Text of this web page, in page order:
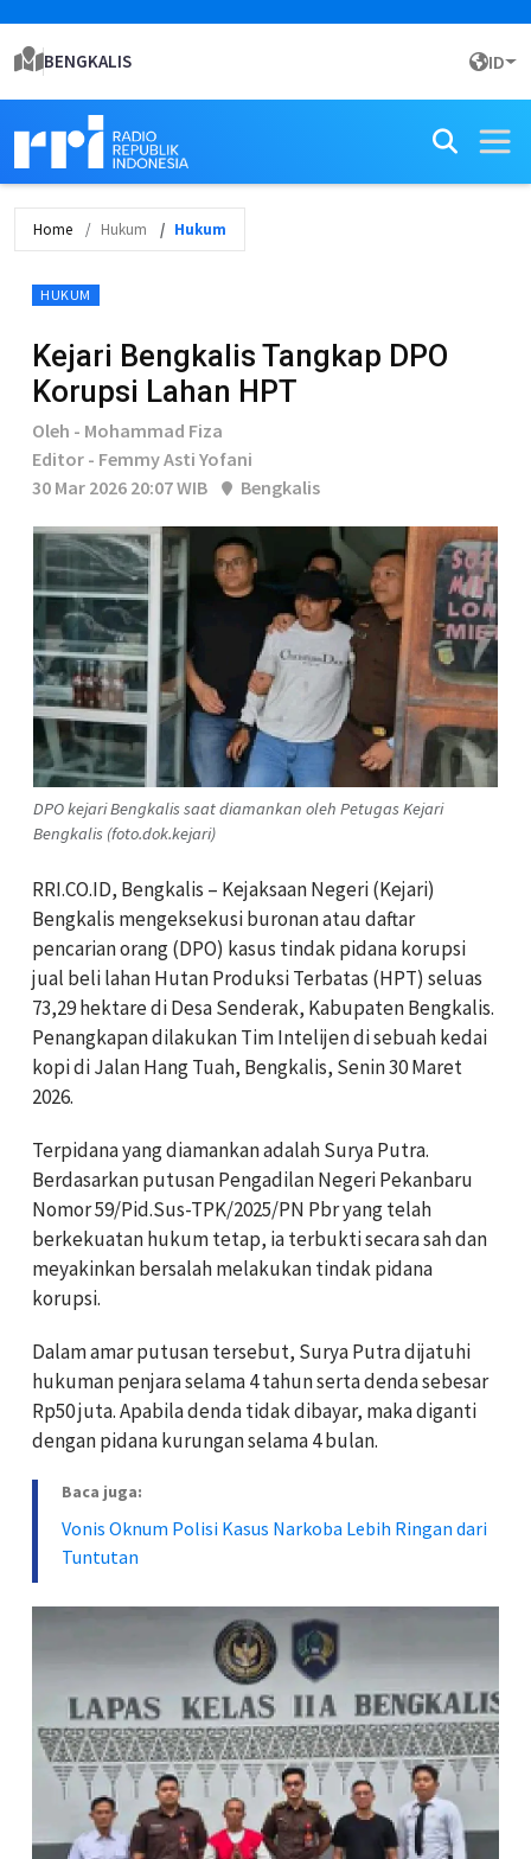
BENGKALIS ID
Home Hukum Hukum
HUKUM
Kejari Bengkalis Tangkap DPO
Korupsi Lahan HPT
Oleh - Mohammad Fiza
Editor - Femmy Asti Yofani
30 Mar 2026 20:07 WIB
Bengkalis
DPO kejari Bengkalis saat diamankan oleh Petugas Kejari
Bengkalis (foto.dok.kejari)
RRI.CO.ID, Bengkalis – Kejaksaan Negeri (Kejari)
Bengkalis mengeksekusi buronan atau daftar
pencarian orang (DPO) kasus tindak pidana korupsi
jual beli lahan Hutan Produksi Terbatas (HPT) seluas
73,29 hektare di Desa Senderak, Kabupaten Bengkalis.
Penangkapan dilakukan Tim Intelijen di sebuah kedai
kopi di Jalan Hang Tuah, Bengkalis, Senin 30 Maret
2026.
Terpidana yang diamankan adalah Surya Putra.
Berdasarkan putusan Pengadilan Negeri Pekanbaru
Nomor 59/Pid.Sus-TPK/2025/PN Pbr yang telah
berkekuatan hukum tetap, ia terbukti secara sah dan
meyakinkan bersalah melakukan tindak pidana
korupsi.
Dalam amar putusan tersebut, Surya Putra dijatuhi
hukuman penjara selama 4 tahun serta denda sebesar
Rp50 juta. Apabila denda tidak dibayar, maka diganti
dengan pidana kurungan selama 4 bulan.
Baca juga:
Vonis Oknum Polisi Kasus Narkoba Lebih Ringan dari
Tuntutan